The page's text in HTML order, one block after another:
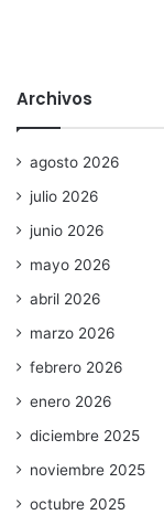
Archivos
agosto 2026
julio 2026
junio 2026
mayo 2026
abril 2026
marzo 2026
febrero 2026
enero 2026
diciembre 2025
noviembre 2025
octubre 2025